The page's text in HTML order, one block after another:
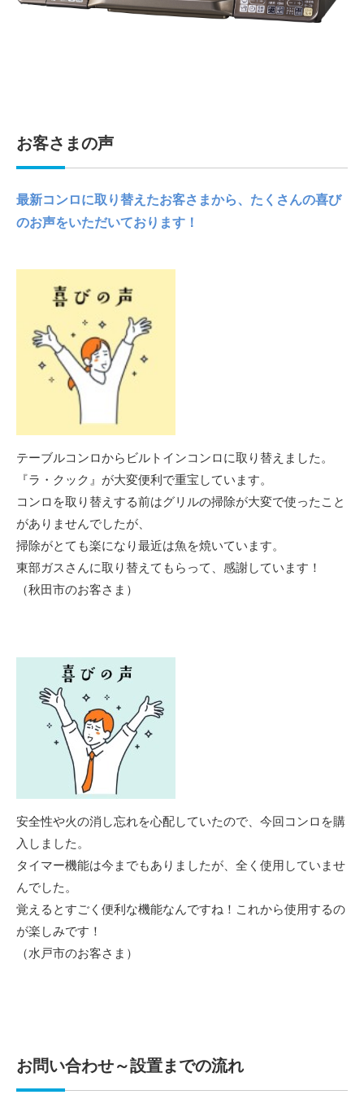
お客さまの声
最新コンロに取り替えたお客さまから、たくさんの喜び
のお声をいただいております！
テーブルコンロからビルトインコンロに取り替えました。
『ラ・クック』が大変便利で重宝しています。
コンロを取り替えする前はグリルの掃除が大変で使ったこと
がありませんでしたが、
掃除がとても楽になり最近は魚を焼いています。
東部ガスさんに取り替えてもらって、感謝しています！
（秋田市のお客さま）
安全性や火の消し忘れを心配していたので、今回コンロを購
入しました。
タイマー機能は今までもありましたが、全く使用していませ
んでした。
覚えるとすごく便利な機能なんですね！これから使用するの
が楽しみです！
（水戸市のお客さま）
お問い合わせ～設置までの流れ